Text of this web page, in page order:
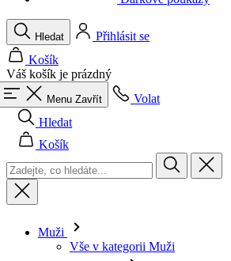
Hledat
Přihlásit se
Košík
Váš košík je prázdný
Menu Zavřít
Volat
Hledat
Košík
Muži
Vše v kategorii Muži